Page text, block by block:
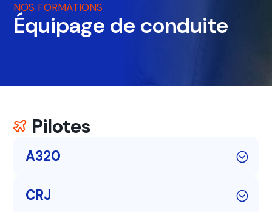
NOS FORMATIONS
Équipage de conduite
Pilotes
A320
CRJ